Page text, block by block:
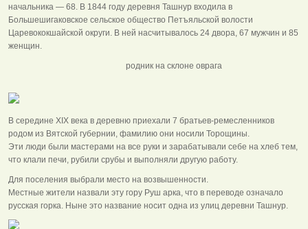
начальника — 68. В 1844 году деревня Ташнур входила в
Большешигаковское сельское общество Петъяльской волости
Царевококшайской округи. В ней насчитывалось 24 двора, 67 мужчин и 85
женщин.
родник на склоне оврага
В середине XIX века в деревню приехали 7 братьев-ремесленников
родом из Вятской губернии, фамилию они носили Торощины.
Эти люди были мастерами на все руки и зарабатывали себе на хлеб тем,
что клали печи, рубили срубы и выполняли другую работу.
Для поселения выбрали место на возвышенности.
Местные жители назвали эту гору Руш арка, что в переводе означало
русская горка. Ныне это название носит одна из улиц деревни Ташнур.